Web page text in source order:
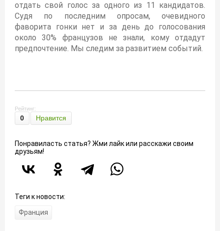
отдать свой голос за одного из 11 кандидатов.
Судя по последним опросам, очевидного
фаворита гонки нет и за день до голосования
около 30% французов не знали, кому отдадут
предпочтение. Мы следим за развитием событий.
Рейтинг:
0 Нравится
Понравиласть статья? Жми лайк или расскажи своим
друзьям!
Теги к новости:
Франция